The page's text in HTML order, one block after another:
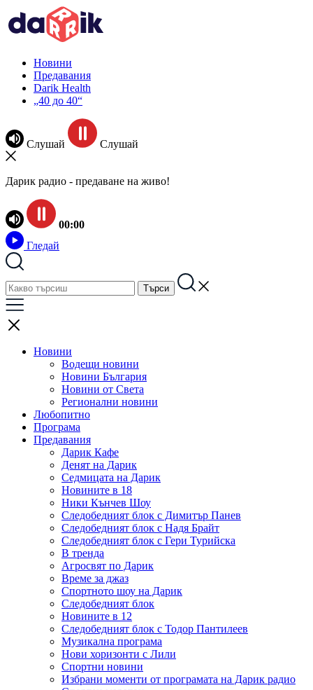
Новини
Предавания
Darik Health
„40 до 40“
Слушай Слушай
Дарик радио - предаване на живо!
00:00
Гледай
Новини
Водещи новини
Новини България
Новини от Света
Регионални новини
Любопитно
Програма
Предавания
Дарик Кафе
Денят на Дарик
Седмицата на Дарик
Новините в 18
Ники Кънчев Шоу
Следобедният блок с Димитър Панев
Следобедният блок с Надя Брайт
Следобедният блок с Гери Турийска
В тренда
Агросвят по Дарик
Време за джаз
Спортното шоу на Дарик
Следобедният блок
Новините в 12
Следобедният блок с Тодор Пантилеев
Музикална програма
Нови хоризонти с Лили
Спортни новини
Избрани моменти от програмата на Дарик радио